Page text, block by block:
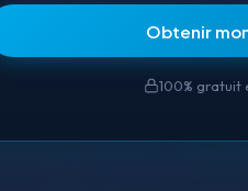
Obtenir
100% gratuit